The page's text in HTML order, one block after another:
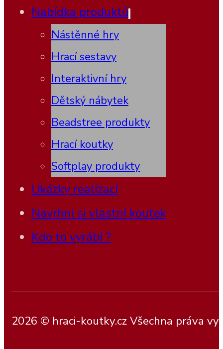
Nabídka produktů
Nástěnné hry
Hrací sestavy
Interaktivní hry
Dětský nábytek
Beadstree produkty
Hrací koutky
Softplay produkty
Ukázky realizací
Navrhni si vlastní koutek
Kdo to vyrábí ?
2026 © hraci-koutky.cz Všechna práva